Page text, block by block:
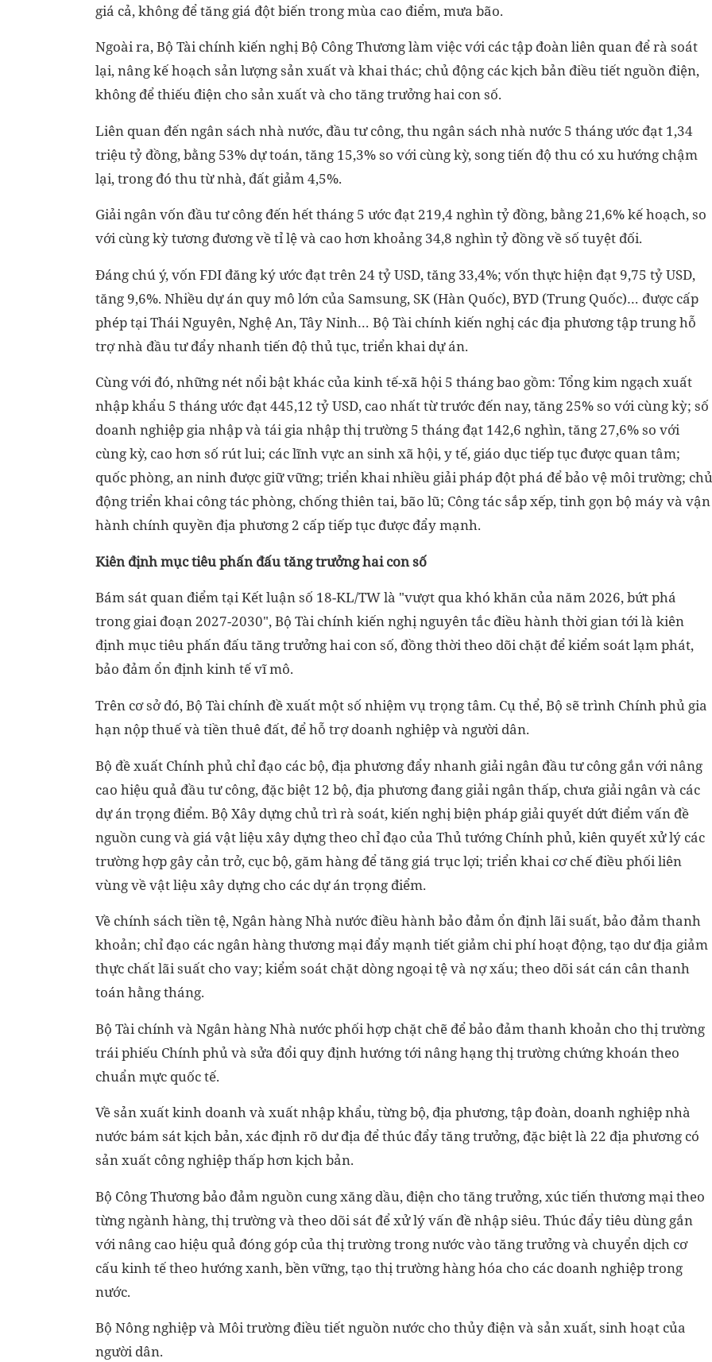
giá cả, không để tăng giá đột biến trong mùa cao điểm, mưa bão.
Ngoài ra, Bộ Tài chính kiến nghị Bộ Công Thương làm việc với các tập đoàn liên quan để rà soát
lại, nâng kế hoạch sản lượng sản xuất và khai thác; chủ động các kịch bản điều tiết nguồn điện,
không để thiếu điện cho sản xuất và cho tăng trưởng hai con số.
Liên quan đến ngân sách nhà nước, đầu tư công, thu ngân sách nhà nước 5 tháng ước đạt 1,34
triệu tỷ đồng, bằng 53% dự toán, tăng 15,3% so với cùng kỳ, song tiến độ thu có xu hướng chậm
lại, trong đó thu từ nhà, đất giảm 4,5%.
Giải ngân vốn đầu tư công đến hết tháng 5 ước đạt 219,4 nghìn tỷ đồng, bằng 21,6% kế hoạch, so
với cùng kỳ tương đương về tỉ lệ và cao hơn khoảng 34,8 nghìn tỷ đồng về số tuyệt đối.
Đáng chú ý, vốn FDI đăng ký ước đạt trên 24 tỷ USD, tăng 33,4%; vốn thực hiện đạt 9,75 tỷ USD,
tăng 9,6%. Nhiều dự án quy mô lớn của Samsung, SK (Hàn Quốc), BYD (Trung Quốc)… được cấp
phép tại Thái Nguyên, Nghệ An, Tây Ninh… Bộ Tài chính kiến nghị các địa phương tập trung hỗ
trợ nhà đầu tư đẩy nhanh tiến độ thủ tục, triển khai dự án.
Cùng với đó, những nét nổi bật khác của kinh tế-xã hội 5 tháng bao gồm: Tổng kim ngạch xuất
nhập khẩu 5 tháng ước đạt 445,12 tỷ USD, cao nhất từ trước đến nay, tăng 25% so với cùng kỳ; số
doanh nghiệp gia nhập và tái gia nhập thị trường 5 tháng đạt 142,6 nghìn, tăng 27,6% so với
cùng kỳ, cao hơn số rút lui; các lĩnh vực an sinh xã hội, y tế, giáo dục tiếp tục được quan tâm;
quốc phòng, an ninh được giữ vững; triển khai nhiều giải pháp đột phá để bảo vệ môi trường; chủ
động triển khai công tác phòng, chống thiên tai, bão lũ; Công tác sắp xếp, tinh gọn bộ máy và vận
hành chính quyền địa phương 2 cấp tiếp tục được đẩy mạnh.
Kiên định mục tiêu phấn đấu tăng trưởng hai con số
Bám sát quan điểm tại Kết luận số 18-KL/TW là "vượt qua khó khăn của năm 2026, bứt phá
trong giai đoạn 2027-2030", Bộ Tài chính kiến nghị nguyên tắc điều hành thời gian tới là kiên
định mục tiêu phấn đấu tăng trưởng hai con số, đồng thời theo dõi chặt để kiểm soát lạm phát,
bảo đảm ổn định kinh tế vĩ mô.
Trên cơ sở đó, Bộ Tài chính đề xuất một số nhiệm vụ trọng tâm. Cụ thể, Bộ sẽ trình Chính phủ gia
hạn nộp thuế và tiền thuê đất, để hỗ trợ doanh nghiệp và người dân.
Bộ đề xuất Chính phủ chỉ đạo các bộ, địa phương đẩy nhanh giải ngân đầu tư công gắn với nâng
cao hiệu quả đầu tư công, đặc biệt 12 bộ, địa phương đang giải ngân thấp, chưa giải ngân và các
dự án trọng điểm. Bộ Xây dựng chủ trì rà soát, kiến nghị biện pháp giải quyết dứt điểm vấn đề
nguồn cung và giá vật liệu xây dựng theo chỉ đạo của Thủ tướng Chính phủ, kiên quyết xử lý các
trường hợp gây cản trở, cục bộ, găm hàng để tăng giá trục lợi; triển khai cơ chế điều phối liên
vùng về vật liệu xây dựng cho các dự án trọng điểm.
Về chính sách tiền tệ, Ngân hàng Nhà nước điều hành bảo đảm ổn định lãi suất, bảo đảm thanh
khoản; chỉ đạo các ngân hàng thương mại đẩy mạnh tiết giảm chi phí hoạt động, tạo dư địa giảm
thực chất lãi suất cho vay; kiểm soát chặt dòng ngoại tệ và nợ xấu; theo dõi sát cán cân thanh
toán hằng tháng.
Bộ Tài chính và Ngân hàng Nhà nước phối hợp chặt chẽ để bảo đảm thanh khoản cho thị trường
trái phiếu Chính phủ và sửa đổi quy định hướng tới nâng hạng thị trường chứng khoán theo
chuẩn mực quốc tế.
Về sản xuất kinh doanh và xuất nhập khẩu, từng bộ, địa phương, tập đoàn, doanh nghiệp nhà
nước bám sát kịch bản, xác định rõ dư địa để thúc đẩy tăng trưởng, đặc biệt là 22 địa phương có
sản xuất công nghiệp thấp hơn kịch bản.
Bộ Công Thương bảo đảm nguồn cung xăng dầu, điện cho tăng trưởng, xúc tiến thương mại theo
từng ngành hàng, thị trường và theo dõi sát để xử lý vấn đề nhập siêu. Thúc đẩy tiêu dùng gắn
với nâng cao hiệu quả đóng góp của thị trường trong nước vào tăng trưởng và chuyển dịch cơ
cấu kinh tế theo hướng xanh, bền vững, tạo thị trường hàng hóa cho các doanh nghiệp trong
nước.
Bộ Nông nghiệp và Môi trường điều tiết nguồn nước cho thủy điện và sản xuất, sinh hoạt của
người dân.